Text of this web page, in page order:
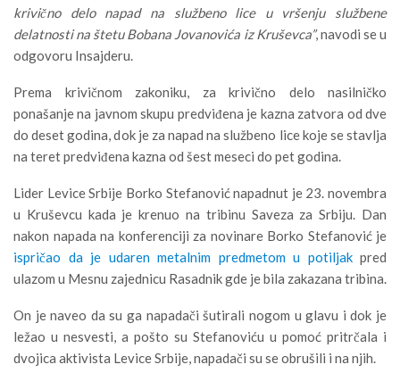
krivično delo napad na službeno lice u vršenju službene
delatnosti na štetu Bobana Jovanovića iz Kruševca”, navodi se u
odgovoru Insajderu.
Prema krivičnom zakoniku, za krivično delo nasilničko
ponašanje na javnom skupu predviđena je kazna zatvora od dve
do deset godina, dok je za napad na službeno lice koje se stavlja
na teret predviđena kazna od šest meseci do pet godina.
Lider Levice Srbije Borko Stefanović napadnut je 23. novembra
u Kruševcu kada je krenuo na tribinu Saveza za Srbiju. Dan
nakon napada na konferenciji za novinare Borko Stefanović je
ispričao da je udaren metalnim predmetom u potiljakpred
ulazom u Mesnu zajednicu Rasadnik gde je bila zakazana tribina.
On je naveo da su ga napadači šutirali nogom u glavu i dok je
ležao u nesvesti, a pošto su Stefanoviću u pomoć pritrčala i
dvojica aktivista Levice Srbije, napadači su se obrušili i na njih.